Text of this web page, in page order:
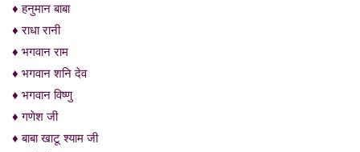
♦ हनुमान बाबा
♦ राधा रानी
♦ भगवान राम
♦ भगवान शनि देव
♦ भगवान विष्णु
♦ गणेश जी
♦ बाबा खाटू श्याम जी